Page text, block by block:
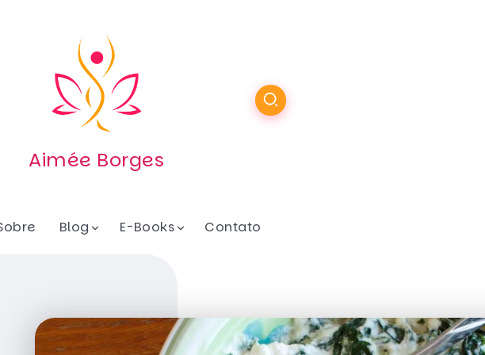
Aimée Borges
Blog E-Books Contato